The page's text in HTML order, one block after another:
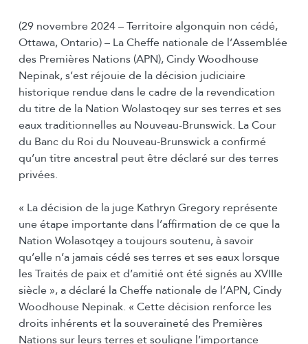
(29 novembre 2024 – Territoire algonquin non cédé,
Ottawa, Ontario) – La Cheffe nationale de l’Assemblée
des Premières Nations (APN), Cindy Woodhouse
Nepinak, s’est réjouie de la décision judiciaire
historique rendue dans le cadre de la revendication
du titre de la Nation Wolastoqey sur ses terres et ses
eaux traditionnelles au Nouveau-Brunswick. La Cour
du Banc du Roi du Nouveau-Brunswick a confirmé
qu’un titre ancestral peut être déclaré sur des terres
privées.
« La décision de la juge Kathryn Gregory représente
une étape importante dans l’affirmation de ce que la
Nation Wolasotqey a toujours soutenu, à savoir
qu’elle n’a jamais cédé ses terres et ses eaux lorsque
les Traités de paix et d’amitié ont été signés au XVIIIe
siècle », a déclaré la Cheffe nationale de l’APN, Cindy
Woodhouse Nepinak. « Cette décision renforce les
droits inhérents et la souveraineté des Premières
Nations sur leurs terres et souligne l’importance